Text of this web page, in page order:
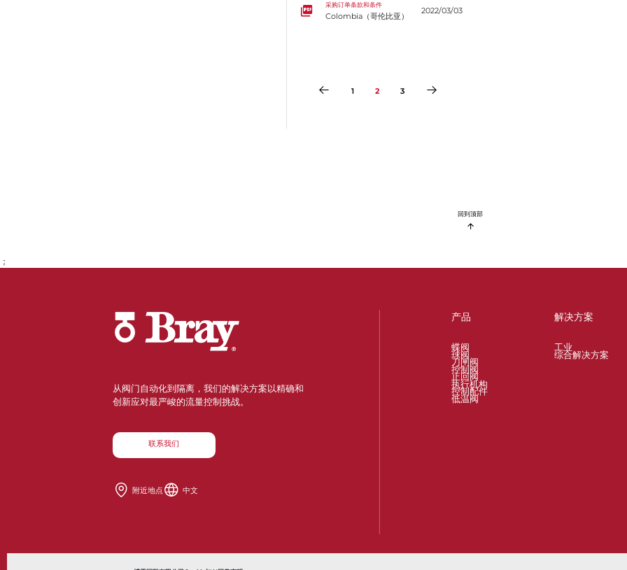
采购订单条款和条件
Colombia（哥伦比亚）
2022/03/03
1 2 3
回到顶部
；
从阀门自动化到隔离，我们的解决方案以精确和
创新应对最严峻的流量控制挑战。
联系我们
附近地点 中文
产品
蝶阀
球阀
刀闸阀
控制阀
止回阀
执行机构
控制配件
低温阀
解决方案
工业
综合解决方案